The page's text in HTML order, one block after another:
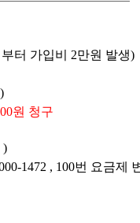
터 가입비 2만원 발생)
원 청구
)
1472 , 100번 요금제
5
5